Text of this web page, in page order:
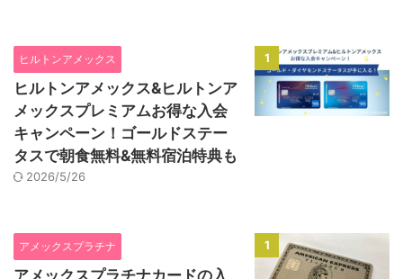
1
ヒルトンアメックス
ヒルトンアメックス&ヒルトンア
メックスプレミアムお得な入会
キャンペーン！ゴールドステー
タスで朝食無料&無料宿泊特典も
2026/5/26
1
アメックスプラチナ
アメックスプラチナカードの入